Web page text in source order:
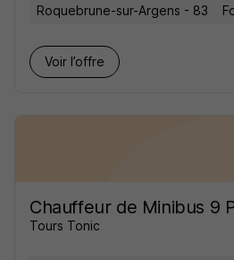
Roquebrune-sur-Argens - 83
Voir l’offre
Chauffeur de Minibus 9
Tours Tonic